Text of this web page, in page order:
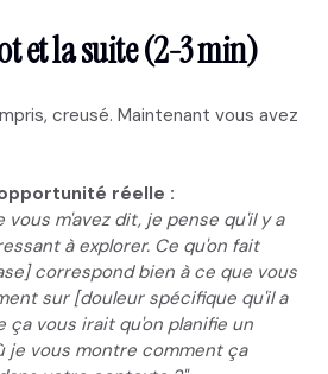
et la suite (2-3 min)
creusé. Maintenant vous avez
réelle :
vous m'avez dit, je pense qu'il y a
à explorer. Ce qu'on fait
correspond bien à ce que vous
sur [douleur spécifique qu'il a
ça vous irait qu'on planifie un
je vous montre comment ça